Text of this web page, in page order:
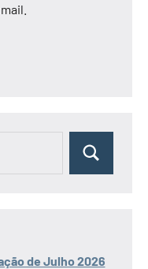
Pesquisar
de Julho 2026